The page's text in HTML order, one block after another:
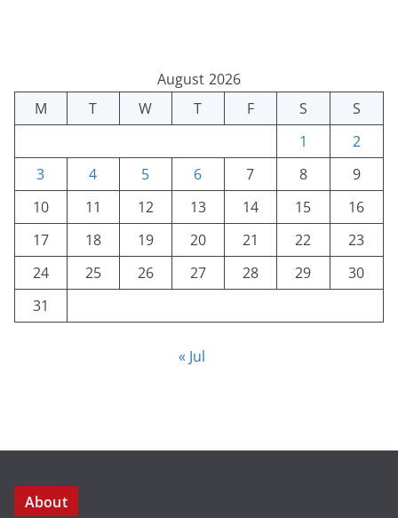
August 2026
M
T W T F S
S
1
2
3
4 5 6 7 8
9
10
11 12 13 14 15
16
17
18 19 20 21 22
23
24
25 26 27 28 29
30
31
« Jul
About